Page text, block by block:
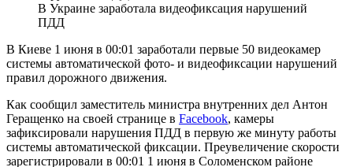
В Украине заработала видеофиксация нарушений
ПДД
В Киеве 1 июня в 00:01 заработали первые 50 видеокамер
системы автоматической фото- и видеофиксации нарушений
правил дорожного движения.
Как сообщил заместитель министра внутренних дел Антон
Геращенко на своей странице в Facebook, камеры
зафиксировали нарушения ПДД в первую же минуту работы
системы автоматической фиксации. Преувеличение скорости
зарегистрировали в 00:01 1 июня в Соломенском районе